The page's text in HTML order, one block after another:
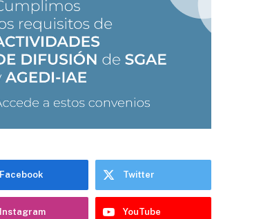
Facebook Twitter
Instagram YouTube